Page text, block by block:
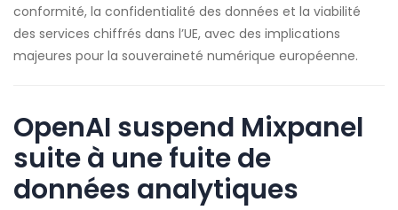
conformité, la confidentialité des données et la viabilité
des services chiffrés dans l’UE, avec des implications
majeures pour la souveraineté numérique européenne.
OpenAI suspend Mixpanel
suite à une fuite de
données analytiques